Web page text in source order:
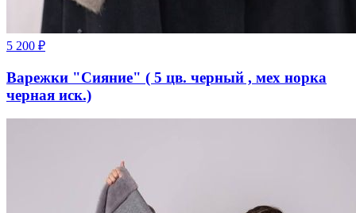
5 200 ₽
Варежки "Сияние" ( 5 цв. черный , мех норка
черная иск.)